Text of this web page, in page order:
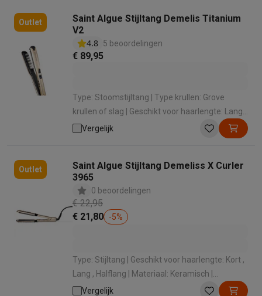
Outlet
Saint Algue Stijltang Demelis Titanium
V2
4.8 5 beoordelingen
€ 89,95
Type: Stoomstijltang | Type krullen: Grove
krullen of slag | Geschikt voor haarlengte: Lang ,
Halflang | Materiaal: Titanium | Minimum
Vergelijk
Outlet
Saint Algue Stijltang Demeliss X Curler
3965
0 beoordelingen
€ 22,95
€ 21,80
-5%
Type: Stijltang | Geschikt voor haarlengte: Kort ,
Lang , Halflang | Materiaal: Keramisch |
Minimum temperatuur: 150 ° | Maximale
Vergelijk